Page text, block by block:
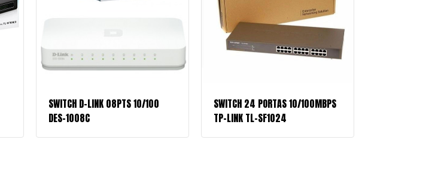
SWITCH D-LINK 08PTS 10/100
DES-1008C
SWITCH 24 PORTAS 10/100MBPS
TP-LINK TL-SF1024